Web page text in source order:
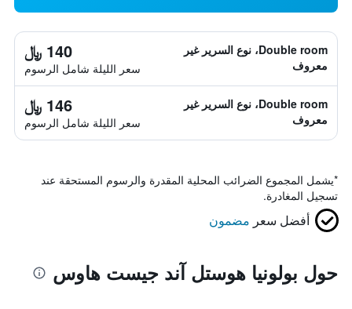
Double room، نوع السرير غير
معروف
140 ﷼
سعر الليلة شامل الرسوم
Double room، نوع السرير غير
معروف
146 ﷼
سعر الليلة شامل الرسوم
*يشمل المجموع الضرائب المحلية المقدرة والرسوم المستحقة عند
تسجيل المغادرة.
أفضل سعر مضمون
حول بولونيا هوستل آند جيست هاوس